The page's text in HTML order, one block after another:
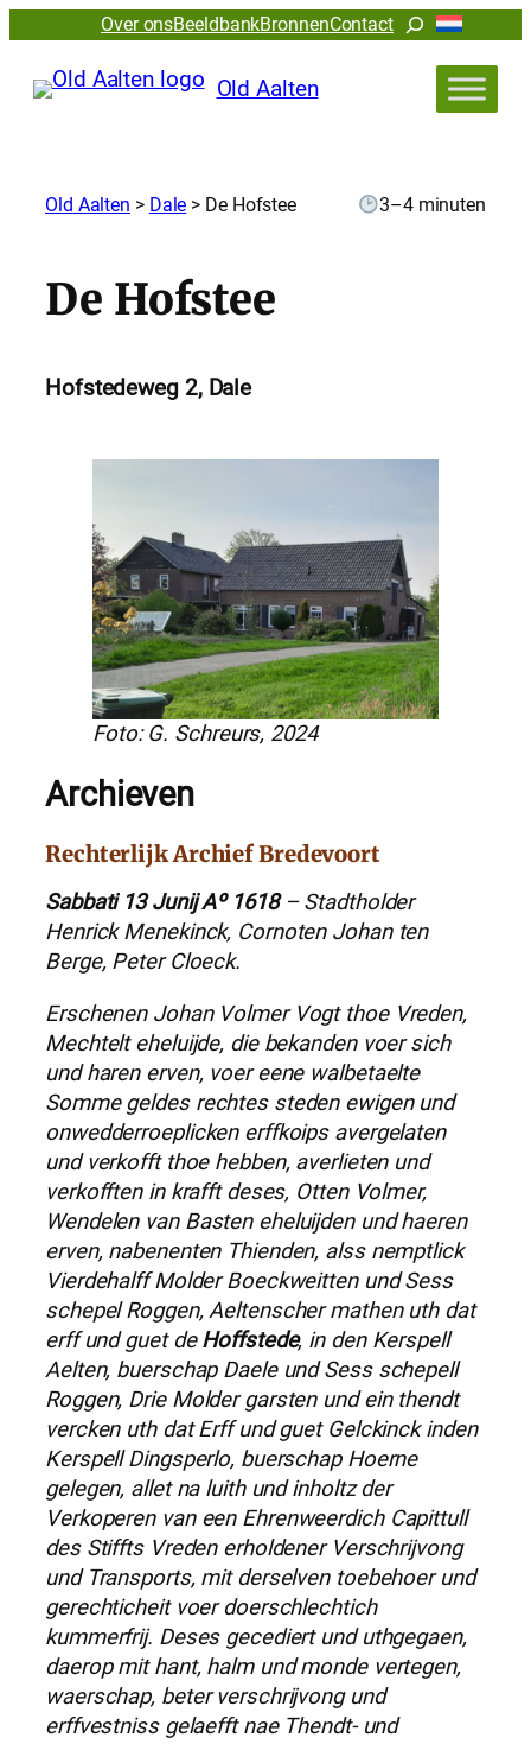
Over onsBeeldbankBronnenContactZoeken
Old Aalten
Old Aalten > Dale > De Hofstee 3–4 minuten
De Hofstee
Hofstedeweg 2, Dale
Foto: G. Schreurs, 2024
Archieven
Rechterlijk Archief Bredevoort
Sabbati 13 Junij Aº 1618– Stadtholder
Henrick Menekinck, Cornoten Johan ten
Berge, Peter Cloeck.
Erschenen Johan Volmer Vogt thoe Vreden,
Mechtelt eheluijde, die bekanden voer sich
und haren erven, voer eene walbetaelte
Somme geldes rechtes steden ewigen und
onwedderroeplicken erffkoips avergelaten
und verkofft thoe hebben, averlieten und
verkofften in krafft deses, Otten Volmer,
Wendelen van Basten eheluijden und haeren
erven, nabenenten Thienden, alss nemptlick
Vierdehalff Molder Boeckweitten und Sess
schepel Roggen, Aeltenscher mathen uth dat
erff und guet deHoffstede, in den Kerspell
Aelten, buerschap Daele und Sess schepell
Roggen, Drie Molder garsten und ein thendt
vercken uth dat Erff und guet Gelckinck inden
Kerspell Dingsperlo, buerschap Hoerne
gelegen, allet na luith und inholtz der
Verkoperen van een Ehrenweerdich Capittull
des Stiffts Vreden erholdener Verschrijvong
und Transports, mit derselven toebehoer und
gerechticheit voer doerschlechtich
kummerfrij. Deses gecediert und uthgegaen,
daerop mit hant, halm und monde vertegen,
waerschap, beter verschrijvong und
erffvestniss gelaefft nae Thendt- und